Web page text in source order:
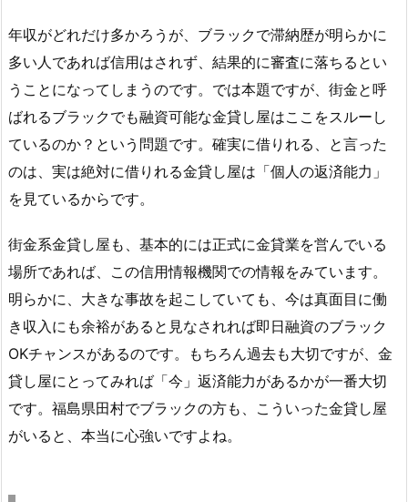
年収がどれだけ多かろうが、ブラックで滞納歴が明らかに
多い人であれば信用はされず、結果的に審査に落ちるとい
うことになってしまうのです。では本題ですが、街金と呼
ばれるブラックでも融資可能な金貸し屋はここをスルーし
ているのか？という問題です。確実に借りれる、と言った
のは、実は絶対に借りれる金貸し屋は「個人の返済能力」
を見ているからです。
街金系金貸し屋も、基本的には正式に金貸業を営んでいる
場所であれば、この信用情報機関での情報をみています。
明らかに、大きな事故を起こしていても、今は真面目に働
き収入にも余裕があると見なされれば即日融資のブラック
OKチャンスがあるのです。もちろん過去も大切ですが、金
貸し屋にとってみれば「今」返済能力があるかが一番大切
です。福島県田村でブラックの方も、こういった金貸し屋
がいると、本当に心強いですよね。